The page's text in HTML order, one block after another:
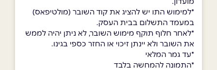
*למימוש התו יש להציג את קוד השובר (מולטיפאס)
במעמד התשלום בבית העסק.
*לאחר חלוף תוקף מימוש השובר, לא ניתן יהיה לממש
את השובר ולא יינתן זיכוי או החזר כספי בגינו.
*עד גמר המלאי
*התמונה להמחשה בלבד